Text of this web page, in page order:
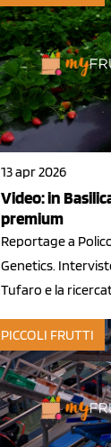
13 apr 2026
Video: in
premium
Reportage a
Genetics.
Tufaro e la
PICCOLI FRUTTI